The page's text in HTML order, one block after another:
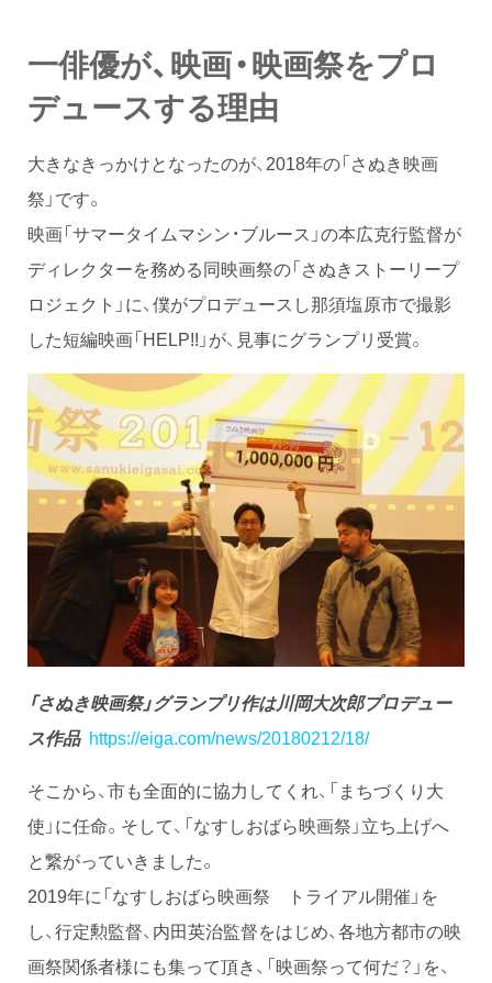
一俳優が、映画・映画祭をプロ
デュースする理由
大きなきっかけとなったのが、2018年の「さぬき映画
祭」です。
映画「サマータイムマシン・ブルース」の本広克行監督が
ディレクターを務める同映画祭の「さぬきストーリープ
ロジェクト」に、僕がプロデュースし那須塩原市で撮影
した短編映画「HELP!!」が、見事にグランプリ受賞。
「さぬき映画祭」グランプリ作は川岡大次郎プロデュー
ス作品 https://eiga.com/news/20180212/18/
そこから、市も全面的に協力してくれ、「まちづくり大
使」に任命。そして、「なすしおばら映画祭」立ち上げへ
と繋がっていきました。
2019年に「なすしおばら映画祭 トライアル開催」を
し、行定勲監督、内田英治監督をはじめ、各地方都市の映
画祭関係者様にも集って頂き、「映画祭って何だ？」を、